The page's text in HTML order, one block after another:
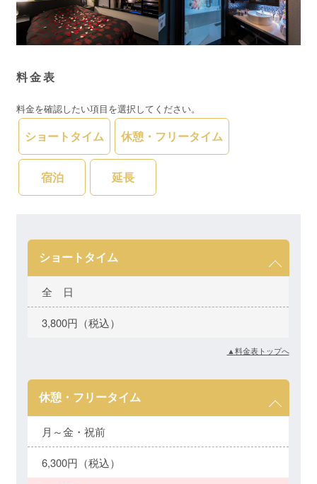
料金表
料金を確認したい項目を選択してください。
ショートタイム 休憩・フリータイム
宿泊 延長
ショートタイム
全 日
3,800円（税込）
▲料金表トップへ
休憩・フリータイム
月～金・祝前
6,300円（税込）